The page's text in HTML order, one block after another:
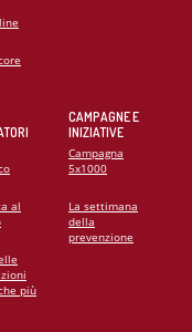
al
più
CAMPAGNE E
INIZIATIVE
Campagna
5x1000
La settimana
della
prevenzione